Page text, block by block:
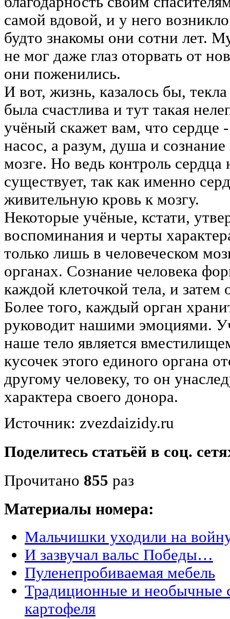
самой вдовой, и у него
будто знакомы они сотни лет.
не мог даже глаз оторвать от
они поженились.
И вот, жизнь, казалось бы,
была счастлива и тут такая
учёный скажет вам, что сердце -
насос, а разум, душа и
мозге. Но ведь контроль сердца
существует, так как именно
живительную кровь к мозгу.
Некоторые учёные, кстати,
воспоминания и черты
только лишь в человеческом
органах. Сознание человека
каждой клеточкой тела, и
Более того, каждый орган
руководит нашими эмоциями.
наше тело является
кусочек этого единого органа
другому человеку, то он
характера своего донора.
Источник: zvezdaizidy.ru
Поделитесь статьёй в соц.
Прочитано 855 раз
Материалы номера:
Мальчишки уходили на
И зазвучал вальс Победы…
Пуленепробиваемая мебель
Традиционные и необычные
картофеля